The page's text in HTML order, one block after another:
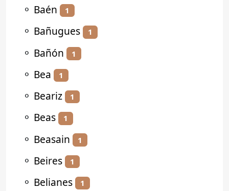
⚬ Baén 1
⚬ Bañugues 1
⚬ Bañón 1
⚬ Bea 1
⚬ Beariz 1
⚬ Beas 1
⚬ Beasain 1
⚬ Beires 1
⚬ Belianes 1